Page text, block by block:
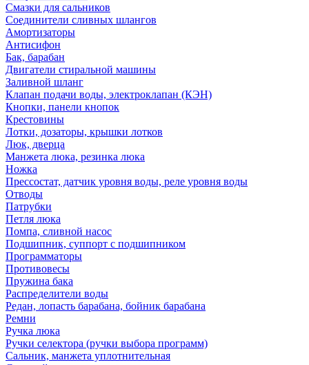
Смазки для сальников
Соединители сливных шлангов
Амортизаторы
Антисифон
Бак, барабан
Двигатели стиральной машины
Заливной шланг
Клапан подачи воды, электроклапан (КЭН)
Кнопки, панели кнопок
Крестовины
Лотки, дозаторы, крышки лотков
Люк, дверца
Манжета люка, резинка люка
Ножка
Прессостат, датчик уровня воды, реле уровня воды
Отводы
Патрубки
Петля люка
Помпа, сливной насос
Подшипник, суппорт с подшипником
Программаторы
Противовесы
Пружина бака
Распределители воды
Редан, лопасть барабана, бойник барабана
Ремни
Ручка люка
Ручки селектора (ручки выбора программ)
Сальник, манжета уплотнительная